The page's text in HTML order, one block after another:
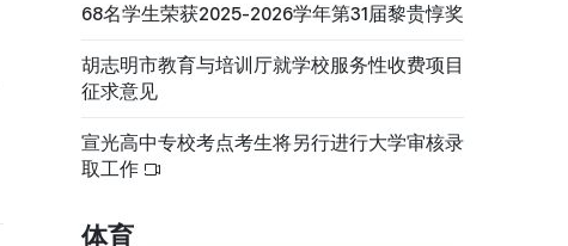
68名学生荣获2025-2026学年第31届黎贵惇奖
胡志明市教育与培训厅就学校服务性收费项目
征求意见
宣光高中专校考点考生将另行进行大学审核录
取工作
体育